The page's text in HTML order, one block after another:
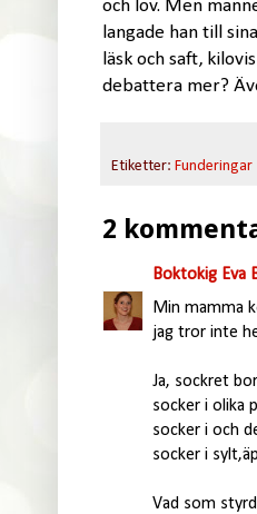
och lov. Men
langade han till
läsk och saft,
debattera mer?
Etiketter: Funderingar
2
Boktokig Eva
Min mamma
jag tror inte
Ja, sockret
socker i olika
socker i och
socker i
Vad som